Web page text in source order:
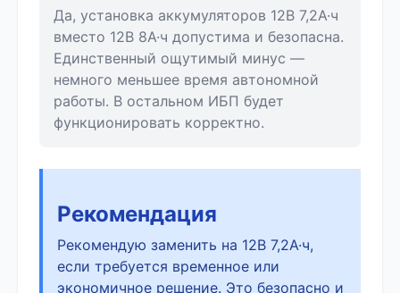
Да, установка аккумуляторов 12В 7,2А·ч
вместо 12В 8А·ч допустима и безопасна.
Единственный ощутимый минус —
немного меньшее время автономной
работы. В остальном ИБП будет
функционировать корректно.
Рекомендация
Рекомендую заменить на 12В 7,2А·ч,
если требуется временное или
экономичное решение. Это безопасно и